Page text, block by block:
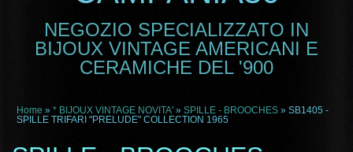
NEGOZIO SPECIALIZZATO IN
BIJOUX VINTAGE AMERICANI E
CERAMICHE DEL '900
Home » * BIJOUX VINTAGE NOVITA' » SPILLE - BROOCHES » SB1405 -
SPILLE TRIFARI "PRELUDE" COLLECTION 1965